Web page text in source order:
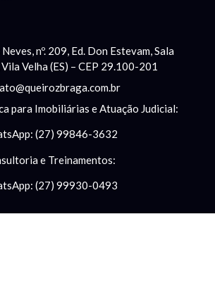
nº. 209, Ed. Don Estevam, Sala
Velha (ES) – CEP 29.100-201
para Imobiliárias e Atuação Judicial:
(27) 99846-3632
e Treinamentos:
(27) 99930-0493